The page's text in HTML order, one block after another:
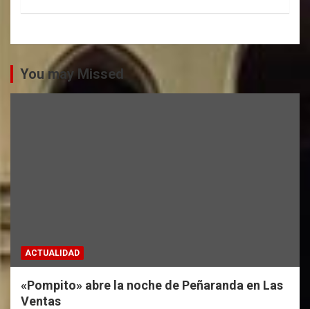
You may Missed
ACTUALIDAD
«Pompito» abre la noche de Peñaranda en Las
Ventas